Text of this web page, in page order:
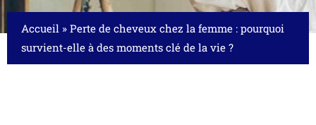
Accueil » Perte de cheveux chez la femme : pourquoi
survient-elle à des moments clé de la vie ?